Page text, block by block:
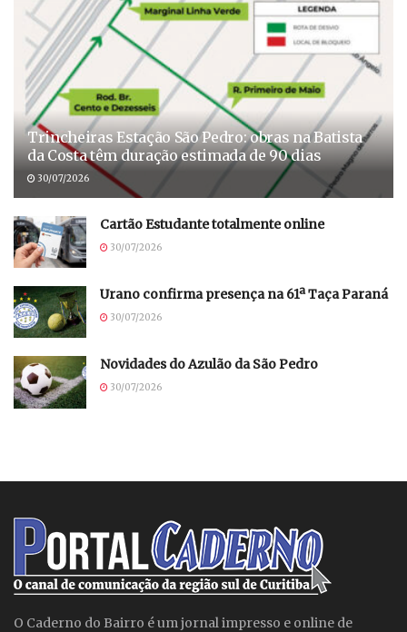
Trincheiras Estação São Pedro: obras na Batista
da Costa têm duração estimada de 90 dias
30/07/2026
Cartão Estudante totalmente online
30/07/2026
Urano confirma presença na 61ª Taça Paraná
30/07/2026
Novidades do Azulão da São Pedro
30/07/2026
O Caderno do Bairro é um jornal impresso e online de